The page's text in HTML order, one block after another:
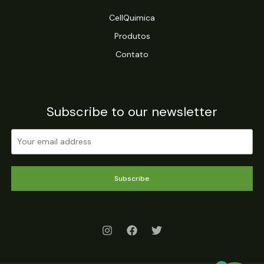
CellQuimica
Produtos
Contato
Subscribe to our newsletter
Subscribe